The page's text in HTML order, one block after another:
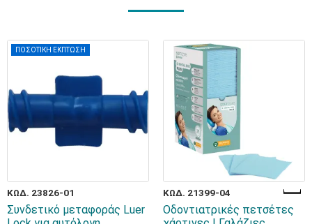
ΠΟΣΟΤΙΚΗ ΕΚΠΤΩΣΗ
ΚΩΔ. 23826-01
Συνδετικό μεταφοράς Luer
ΚΩΔ. 21399-04
Οδοντιατρικές πετσέτες